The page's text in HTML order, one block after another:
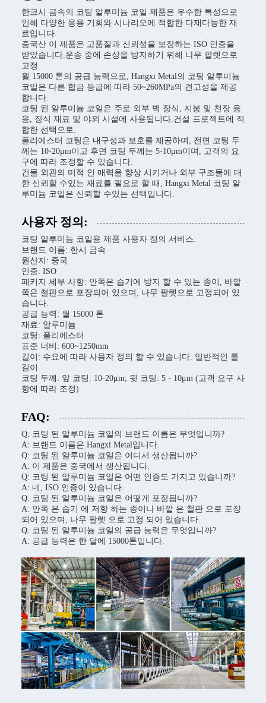
한크시 금속의 코팅 알루미늄 코일 제품은 우수한 특성으로
인해 다양한 응용 기회와 시나리오에 적합한 다재다능한 재
료입니다.
중국산 이 제품은 고품질과 신뢰성을 보장하는 ISO 인증을
받았습니다.운송 중에 손상을 방지하기 위해 나무 팔렛으로
고정.
월 15000 톤의 공급 능력으로, Hangxi Metal의 코팅 알루미늄
코일은 다른 합금 등급에 따라 50~260MPa의 견고성을 제공
합니다.
코팅 된 알루미늄 코일은 주로 외부 벽 장식, 지붕 및 천장 응
용, 장식 재료 및 야외 시설에 사용됩니다.건설 프로젝트에 적
합한 선택으로.
폴리에스터 코팅은 내구성과 보호를 제공하며, 전면 코팅 두
께는 10-20μm이고 후면 코팅 두께는 5-10μm이며, 고객의 요
구에 따라 조정할 수 있습니다.
건물 외관의 미적 인 매력을 향상 시키거나 외부 구조물에 대
한 신뢰할 수있는 재료를 필요로 할 때, Hangxi Metal 코팅 알
루미늄 코일은 신뢰할 수있는 선택입니다.
사용자 정의:
코팅 알루미늄 코일용 제품 사용자 정의 서비스:
브랜드 이름: 한시 금속
원산지: 중국
인증: ISO
패키지 세부 사항: 안쪽은 습기에 방지 할 수 있는 종이, 바깥
쪽은 철판으로 포장되어 있으며, 나무 팔렛으로 고정되어 있
습니다.
공급 능력: 월 15000 톤
재료: 알루미늄
코팅: 폴리에스터
표준 너비: 600~1250mm
길이: 수요에 따라 사용자 정의 할 수 있습니다. 일반적인 롤
길이
코팅 두께: 앞 코팅: 10-20μm; 뒷 코팅: 5 - 10μm (고객 요구 사
항에 따라 조정)
FAQ:
Q: 코팅 된 알루미늄 코일의 브랜드 이름은 무엇입니까?
A: 브랜드 이름은 Hangxi Metal입니다.
Q: 코팅 된 알루미늄 코일은 어디서 생산됩니까?
A: 이 제품은 중국에서 생산됩니다.
Q: 코팅 된 알루미늄 코일은 어떤 인증도 가지고 있습니까?
A: 네, ISO 인증이 있습니다.
Q: 코팅 된 알루미늄 코일은 어떻게 포장됩니까?
A: 안쪽 은 습기 에 저항 하는 종이나 바깥 은 철판 으로 포장
되어 있으며, 나무 팔렛 으로 고정 되어 있습니다.
Q: 코팅 된 알루미늄 코일의 공급 능력은 무엇입니까?
A: 공급 능력은 한 달에 15000톤입니다.